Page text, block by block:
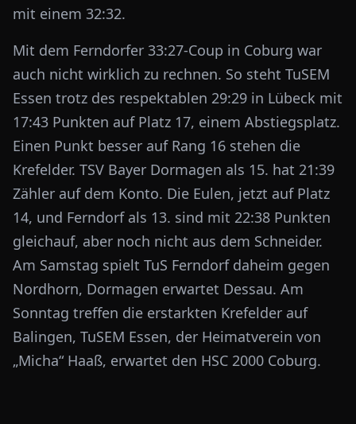
mit einem 32:32.
Mit dem Ferndorfer 33:27-Coup in Coburg war
auch nicht wirklich zu rechnen. So steht TuSEM
Essen trotz des respektablen 29:29 in Lübeck mit
17:43 Punkten auf Platz 17, einem Abstiegsplatz.
Einen Punkt besser auf Rang 16 stehen die
Krefelder. TSV Bayer Dormagen als 15. hat 21:39
Zähler auf dem Konto. Die Eulen, jetzt auf Platz
14, und Ferndorf als 13. sind mit 22:38 Punkten
gleichauf, aber noch nicht aus dem Schneider.
Am Samstag spielt TuS Ferndorf daheim gegen
Nordhorn, Dormagen erwartet Dessau. Am
Sonntag treffen die erstarkten Krefelder auf
Balingen, TuSEM Essen, der Heimatverein von
„Micha“ Haaß, erwartet den HSC 2000 Coburg.